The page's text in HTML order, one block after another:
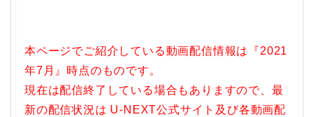
本ページでご紹介している動画配信情報は『2021
年7月』時点のものです。
現在は配信終了している場合もありますので、最
新の配信状況は U-NEXT公式サイト及び各動画配